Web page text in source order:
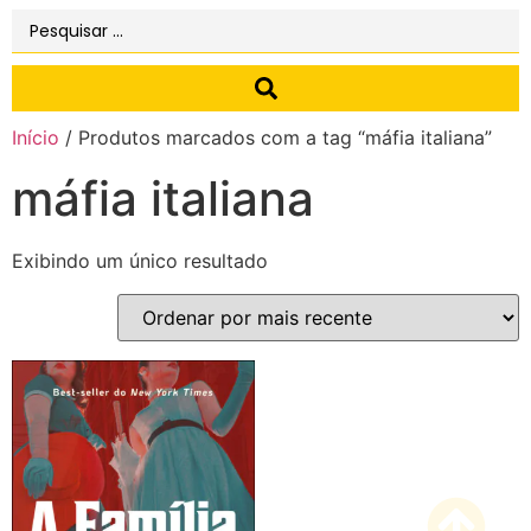
Início / Produtos marcados com a tag “máfia italiana”
máfia italiana
Exibindo um único resultado